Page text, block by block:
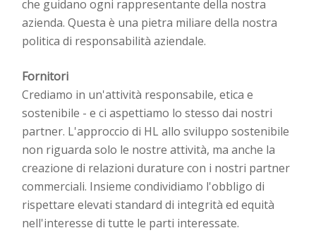
che guidano ogni rappresentante della nostra
azienda. Questa è una pietra miliare della nostra
politica di responsabilità aziendale.
Fornitori
Crediamo in un'attività responsabile, etica e
sostenibile - e ci aspettiamo lo stesso dai nostri
partner. L'approccio di HL allo sviluppo sostenibile
non riguarda solo le nostre attività, ma anche la
creazione di relazioni durature con i nostri partner
commerciali. Insieme condividiamo l'obbligo di
rispettare elevati standard di integrità ed equità
nell'interesse di tutte le parti interessate.